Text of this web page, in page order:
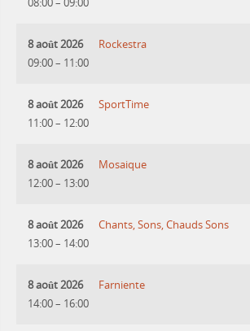
08:00– 09:00
8 août 2026
09:00– 11:00
Rockestra
8 août 2026
11:00– 12:00
SportTime
8 août 2026
12:00– 13:00
Mosaique
8 août 2026
13:00– 14:00
Chants, Sons, Chauds Sons
8 août 2026
14:00– 16:00
Farniente